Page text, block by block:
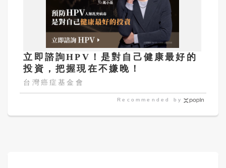
立即諮詢HPV！是對自己健康最好的
投資，把握現在不嫌晚！
台灣癌症基金會
Recommended by